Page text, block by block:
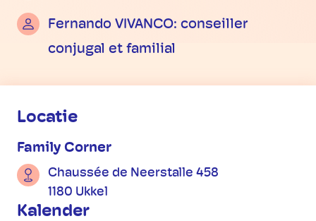
Fernando VIVANCO: conseiller
conjugal et familial
Praktische informatie
Locatie
Family Corner
Chaussée de Neerstalle 458
1180 Ukkel
Kalender